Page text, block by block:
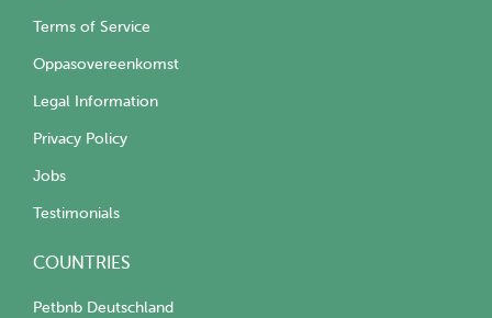
Terms of Service
Oppasovereenkomst
Legal Information
Privacy Policy
Jobs
Testimonials
COUNTRIES
Petbnb Deutschland